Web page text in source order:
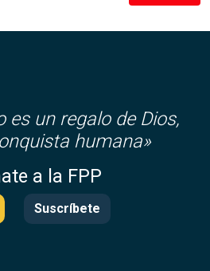
es un regalo de Dios,
humana»
a la FPP
Suscríbete